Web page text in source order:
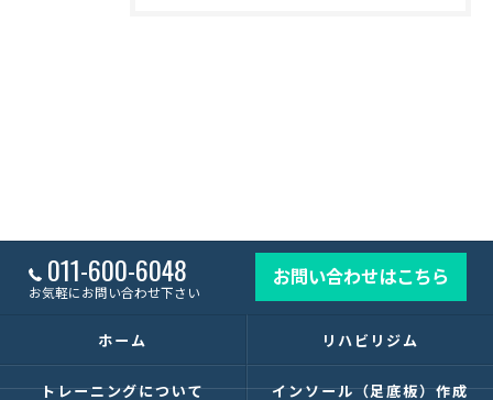
011-600-6048
お気軽にお問い合わせ下さい
お問い合わせはこちら
ホーム リハビリジム
トレーニングについて インソール（足底板）作成